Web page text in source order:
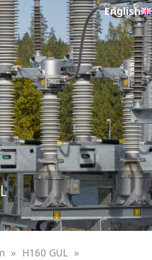
English
H160 GUL